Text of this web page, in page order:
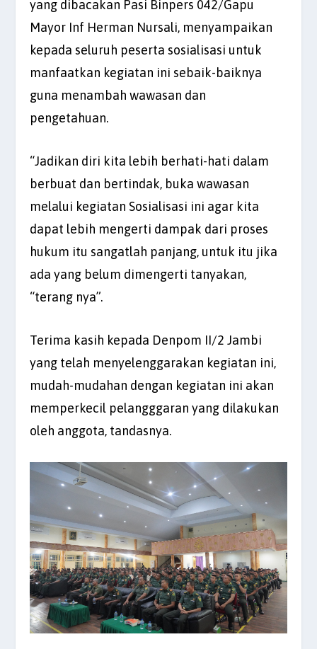
yang dibacakan Pasi Binpers 042/Gapu
Mayor Inf Herman Nursali, menyampaikan
kepada seluruh peserta sosialisasi untuk
manfaatkan kegiatan ini sebaik-baiknya
guna menambah wawasan dan
pengetahuan.
“Jadikan diri kita lebih berhati-hati dalam
berbuat dan bertindak, buka wawasan
melalui kegiatan Sosialisasi ini agar kita
dapat lebih mengerti dampak dari proses
hukum itu sangatlah panjang, untuk itu jika
ada yang belum dimengerti tanyakan,
“terang nya”.
Terima kasih kepada Denpom II/2 Jambi
yang telah menyelenggarakan kegiatan ini,
mudah-mudahan dengan kegiatan ini akan
memperkecil pelangggaran yang dilakukan
oleh anggota, tandasnya.